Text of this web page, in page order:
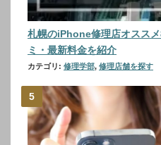
札幌のiPhone修理店オスス
ミ・最新料金を紹介
カテゴリ: 修理学部, 修理店舗を探す